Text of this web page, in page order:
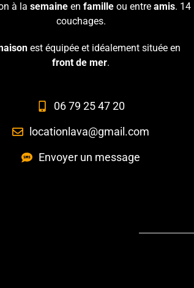
à la semaineen familleou entre amis. 14
couchages.
est équipée et idéalement située en
front de mer.
06 79 25 47 20
locationlava@gmail.com
Envoyer un message